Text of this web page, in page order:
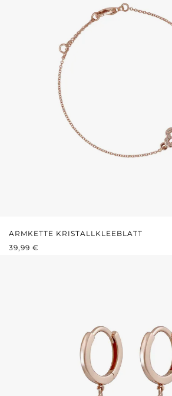
ARMKETTE KRISTALLKLEEBLATT
REGULÄRER PREIS:
39,99 €